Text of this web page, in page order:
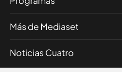
Más de Mediaset
Noticias Cuatro